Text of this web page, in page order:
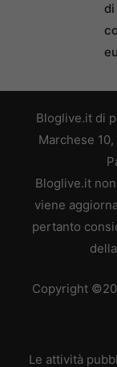
Bloglive.it di
Marchese
Bloglive.it
viene
pertanto
Copyright
Le attività